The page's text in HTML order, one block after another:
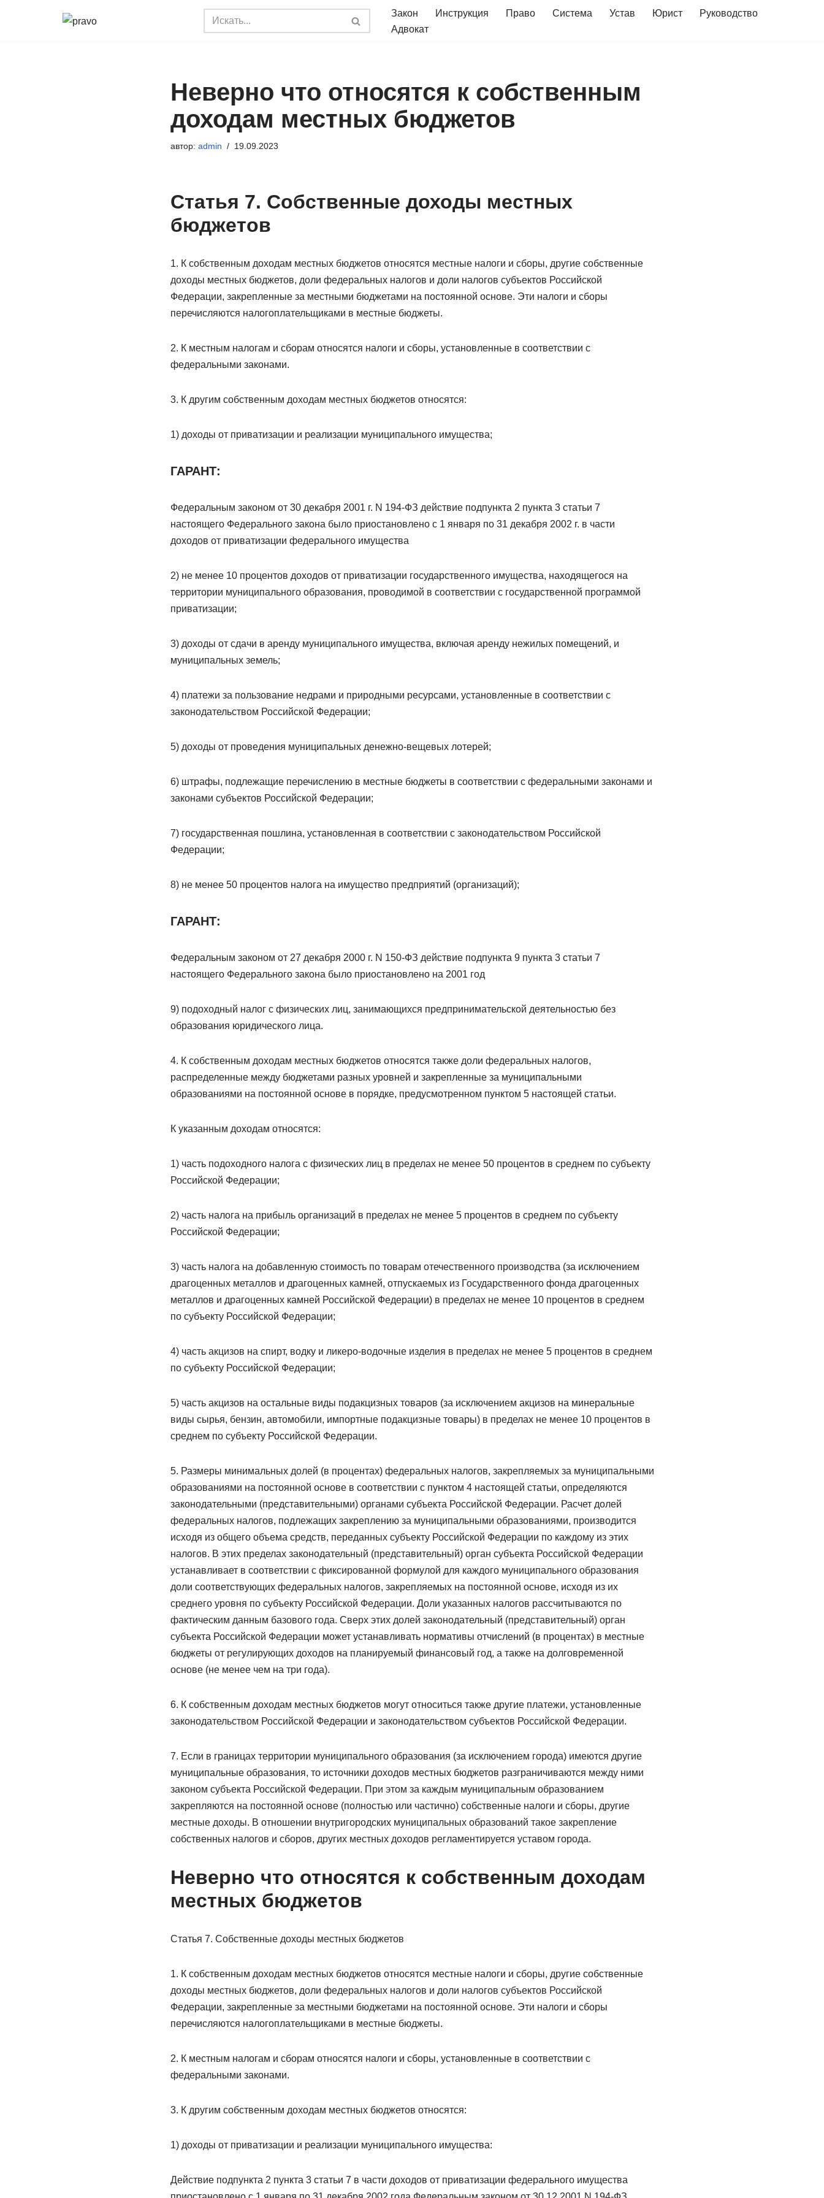
Закон Инструкция Право Система Устав Юрист
Руководство
Адвокат
Неверно что относятся к собственным
доходам местных бюджетов
автор: admin 19.09.2023
Статья 7. Собственные доходы местных
бюджетов
1. К собственным доходам местных бюджетов относятся местные налоги и сборы, другие собственные
доходы местных бюджетов, доли федеральных налогов и доли налогов субъектов Российской
Федерации, закрепленные за местными бюджетами на постоянной основе. Эти налоги и сборы
перечисляются налогоплательщиками в местные бюджеты.
2. К местным налогам и сборам относятся налоги и сборы, установленные в соответствии с
федеральными законами.
3. К другим собственным доходам местных бюджетов относятся:
1) доходы от приватизации и реализации муниципального имущества;
ГАРАНТ:
Федеральным законом от 30 декабря 2001 г. N 194-ФЗ действие подпункта 2 пункта 3 статьи 7
настоящего Федерального закона было приостановлено с 1 января по 31 декабря 2002 г. в части
доходов от приватизации федерального имущества
2) не менее 10 процентов доходов от приватизации государственного имущества, находящегося на
территории муниципального образования, проводимой в соответствии с государственной программой
приватизации;
3) доходы от сдачи в аренду муниципального имущества, включая аренду нежилых помещений, и
муниципальных земель;
4) платежи за пользование недрами и природными ресурсами, установленные в соответствии с
законодательством Российской Федерации;
5) доходы от проведения муниципальных денежно-вещевых лотерей;
6) штрафы, подлежащие перечислению в местные бюджеты в соответствии с федеральными законами и
законами субъектов Российской Федерации;
7) государственная пошлина, установленная в соответствии с законодательством Российской
Федерации;
8) не менее 50 процентов налога на имущество предприятий (организаций);
ГАРАНТ:
Федеральным законом от 27 декабря 2000 г. N 150-ФЗ действие подпункта 9 пункта 3 статьи 7
настоящего Федерального закона было приостановлено на 2001 год
9) подоходный налог с физических лиц, занимающихся предпринимательской деятельностью без
образования юридического лица.
4. К собственным доходам местных бюджетов относятся также доли федеральных налогов,
распределенные между бюджетами разных уровней и закрепленные за муниципальными
образованиями на постоянной основе в порядке, предусмотренном пунктом 5 настоящей статьи.
К указанным доходам относятся:
1) часть подоходного налога с физических лиц в пределах не менее 50 процентов в среднем по субъекту
Российской Федерации;
2) часть налога на прибыль организаций в пределах не менее 5 процентов в среднем по субъекту
Российской Федерации;
3) часть налога на добавленную стоимость по товарам отечественного производства (за исключением
драгоценных металлов и драгоценных камней, отпускаемых из Государственного фонда драгоценных
металлов и драгоценных камней Российской Федерации) в пределах не менее 10 процентов в среднем
по субъекту Российской Федерации;
4) часть акцизов на спирт, водку и ликеро-водочные изделия в пределах не менее 5 процентов в среднем
по субъекту Российской Федерации;
5) часть акцизов на остальные виды подакцизных товаров (за исключением акцизов на минеральные
виды сырья, бензин, автомобили, импортные подакцизные товары) в пределах не менее 10 процентов в
среднем по субъекту Российской Федерации.
5. Размеры минимальных долей (в процентах) федеральных налогов, закрепляемых за муниципальными
образованиями на постоянной основе в соответствии с пунктом 4 настоящей статьи, определяются
законодательными (представительными) органами субъекта Российской Федерации. Расчет долей
федеральных налогов, подлежащих закреплению за муниципальными образованиями, производится
исходя из общего объема средств, переданных субъекту Российской Федерации по каждому из этих
налогов. В этих пределах законодательный (представительный) орган субъекта Российской Федерации
устанавливает в соответствии с фиксированной формулой для каждого муниципального образования
доли соответствующих федеральных налогов, закрепляемых на постоянной основе, исходя из их
среднего уровня по субъекту Российской Федерации. Доли указанных налогов рассчитываются по
фактическим данным базового года. Сверх этих долей законодательный (представительный) орган
субъекта Российской Федерации может устанавливать нормативы отчислений (в процентах) в местные
бюджеты от регулирующих доходов на планируемый финансовый год, а также на долговременной
основе (не менее чем на три года).
6. К собственным доходам местных бюджетов могут относиться также другие платежи, установленные
законодательством Российской Федерации и законодательством субъектов Российской Федерации.
7. Если в границах территории муниципального образования (за исключением города) имеются другие
муниципальные образования, то источники доходов местных бюджетов разграничиваются между ними
законом субъекта Российской Федерации. При этом за каждым муниципальным образованием
закрепляются на постоянной основе (полностью или частично) собственные налоги и сборы, другие
местные доходы. В отношении внутригородских муниципальных образований такое закрепление
собственных налогов и сборов, других местных доходов регламентируется уставом города.
Неверно что относятся к собственным доходам
местных бюджетов
Статья 7. Собственные доходы местных бюджетов
1. К собственным доходам местных бюджетов относятся местные налоги и сборы, другие собственные
доходы местных бюджетов, доли федеральных налогов и доли налогов субъектов Российской
Федерации, закрепленные за местными бюджетами на постоянной основе. Эти налоги и сборы
перечисляются налогоплательщиками в местные бюджеты.
2. К местным налогам и сборам относятся налоги и сборы, установленные в соответствии с
федеральными законами.
3. К другим собственным доходам местных бюджетов относятся:
1) доходы от приватизации и реализации муниципального имущества:
Действие подпункта 2 пункта 3 статьи 7 в части доходов от приватизации федерального имущества